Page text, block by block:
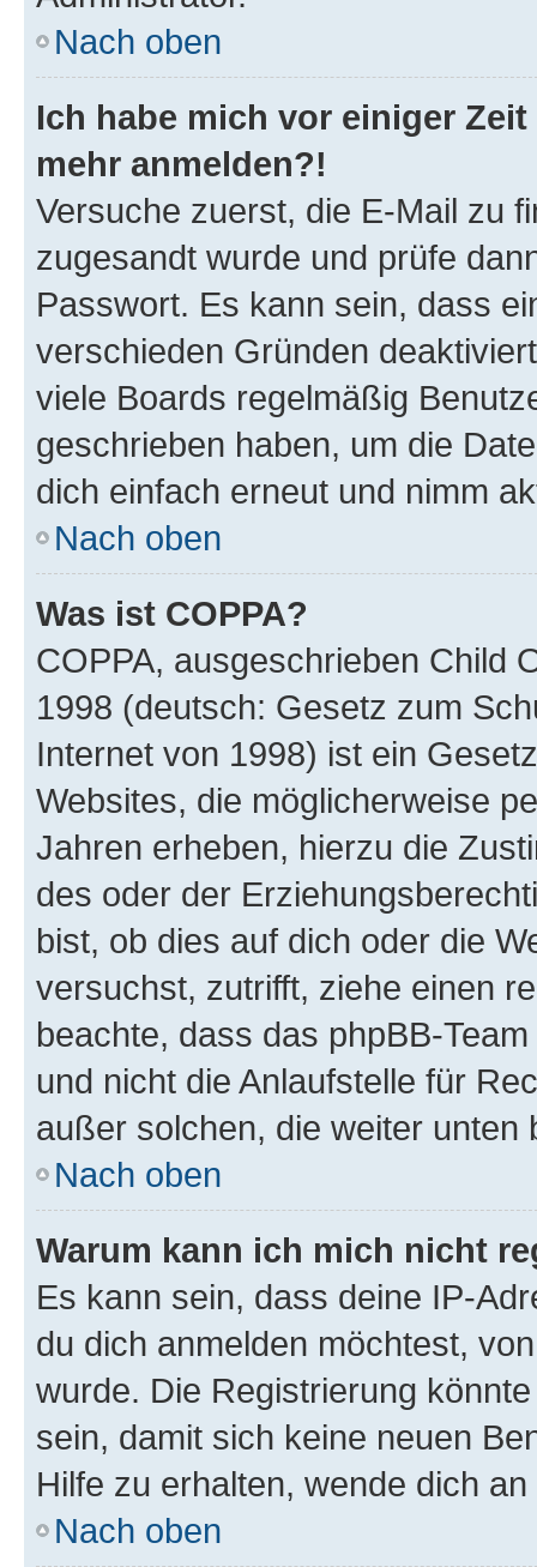
Nach oben
Ich habe mich vor einiger
mehr anmelden?!
Versuche zuerst, die E-Mail zu
zugesandt wurde und prüfe
Passwort. Es kann sein, dass
verschieden Gründen
viele Boards regelmäßig
geschrieben haben, um die
dich einfach erneut und nimm
Nach oben
Was ist COPPA?
COPPA, ausgeschrieben Child
1998 (deutsch: Gesetz zum
Internet von 1998) ist ein
Websites, die möglicherweise
Jahren erheben, hierzu die
des oder der
bist, ob dies auf dich oder die
versuchst, zutrifft, ziehe einen
beachte, dass das phpBB-
und nicht die Anlaufstelle für
außer solchen, die weiter unten
Nach oben
Warum kann ich mich nicht
Es kann sein, dass deine IP-
du dich anmelden möchtest,
wurde. Die Registrierung
sein, damit sich keine neuen
Hilfe zu erhalten, wende dich
Nach oben